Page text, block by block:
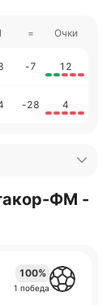
= Очки
-7 12
-28 4
ФМ -
100%
1 победа